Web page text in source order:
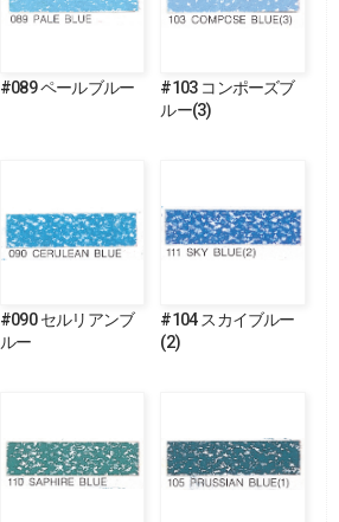
#089 ペールブルー
#103 コンポーズブ
ルー(3)
#090 セルリアンブ
ルー
#104 スカイブルー
(2)